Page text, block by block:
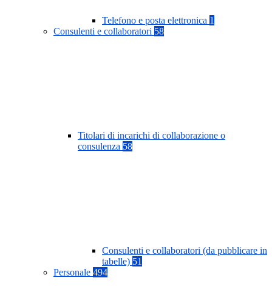
Telefono e posta elettronica 1
Consulenti e collaboratori 58
Titolari di incarichi di collaborazione o
consulenza 58
Consulenti e collaboratori (da pubblicare in
tabelle) 51
Personale 494